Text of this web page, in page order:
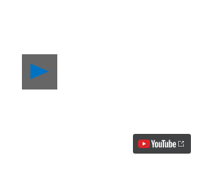
vidéo